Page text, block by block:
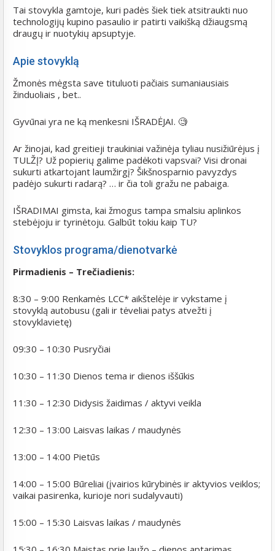
Tai stovykla gamtoje, kuri padės šiek tiek atsitraukti nuo
technologijų kupino pasaulio ir patirti vaikišką džiaugsmą
draugų ir nuotykių apsuptyje.
Apie stovyklą
Žmonės mėgsta save tituluoti pačiais sumaniausiais
žinduoliais , bet..
Gyvūnai yra ne ką menkesni IŠRADĖJAI. 🧐
Ar žinojai, kad greitieji traukiniai važinėja tyliau nusižiūrėjus į
TULŽĮ? Už popierių galime padėkoti vapsvai? Visi dronai
sukurti atkartojant laumžirgį? Šikšnosparnio pavyzdys
padėjo sukurti radarą? … ir čia toli gražu ne pabaiga.
IŠRADIMAI gimsta, kai žmogus tampa smalsiu aplinkos
stebėjoju ir tyrinėtoju. Galbūt tokiu kaip TU?
Stovyklos programa/dienotvarkė
Pirmadienis – Trečiadienis:
8:30 – 9:00 Renkamės LCC* aikštelėje ir vykstame į
stovyklą autobusu (gali ir tėveliai patys atvežti į
stovyklavietę)
09:30 – 10:30 Pusryčiai
10:30 – 11:30 Dienos tema ir dienos iššūkis
11:30 – 12:30 Didysis žaidimas / aktyvi veikla
12:30 – 13:00 Laisvas laikas / maudynės
13:00 – 14:00 Pietūs
14:00 – 15:00 Būreliai (įvairios kūrybinės ir aktyvios veiklos;
vaikai pasirenka, kurioje nori sudalyvauti)
15:00 – 15:30 Laisvas laikas / maudynės